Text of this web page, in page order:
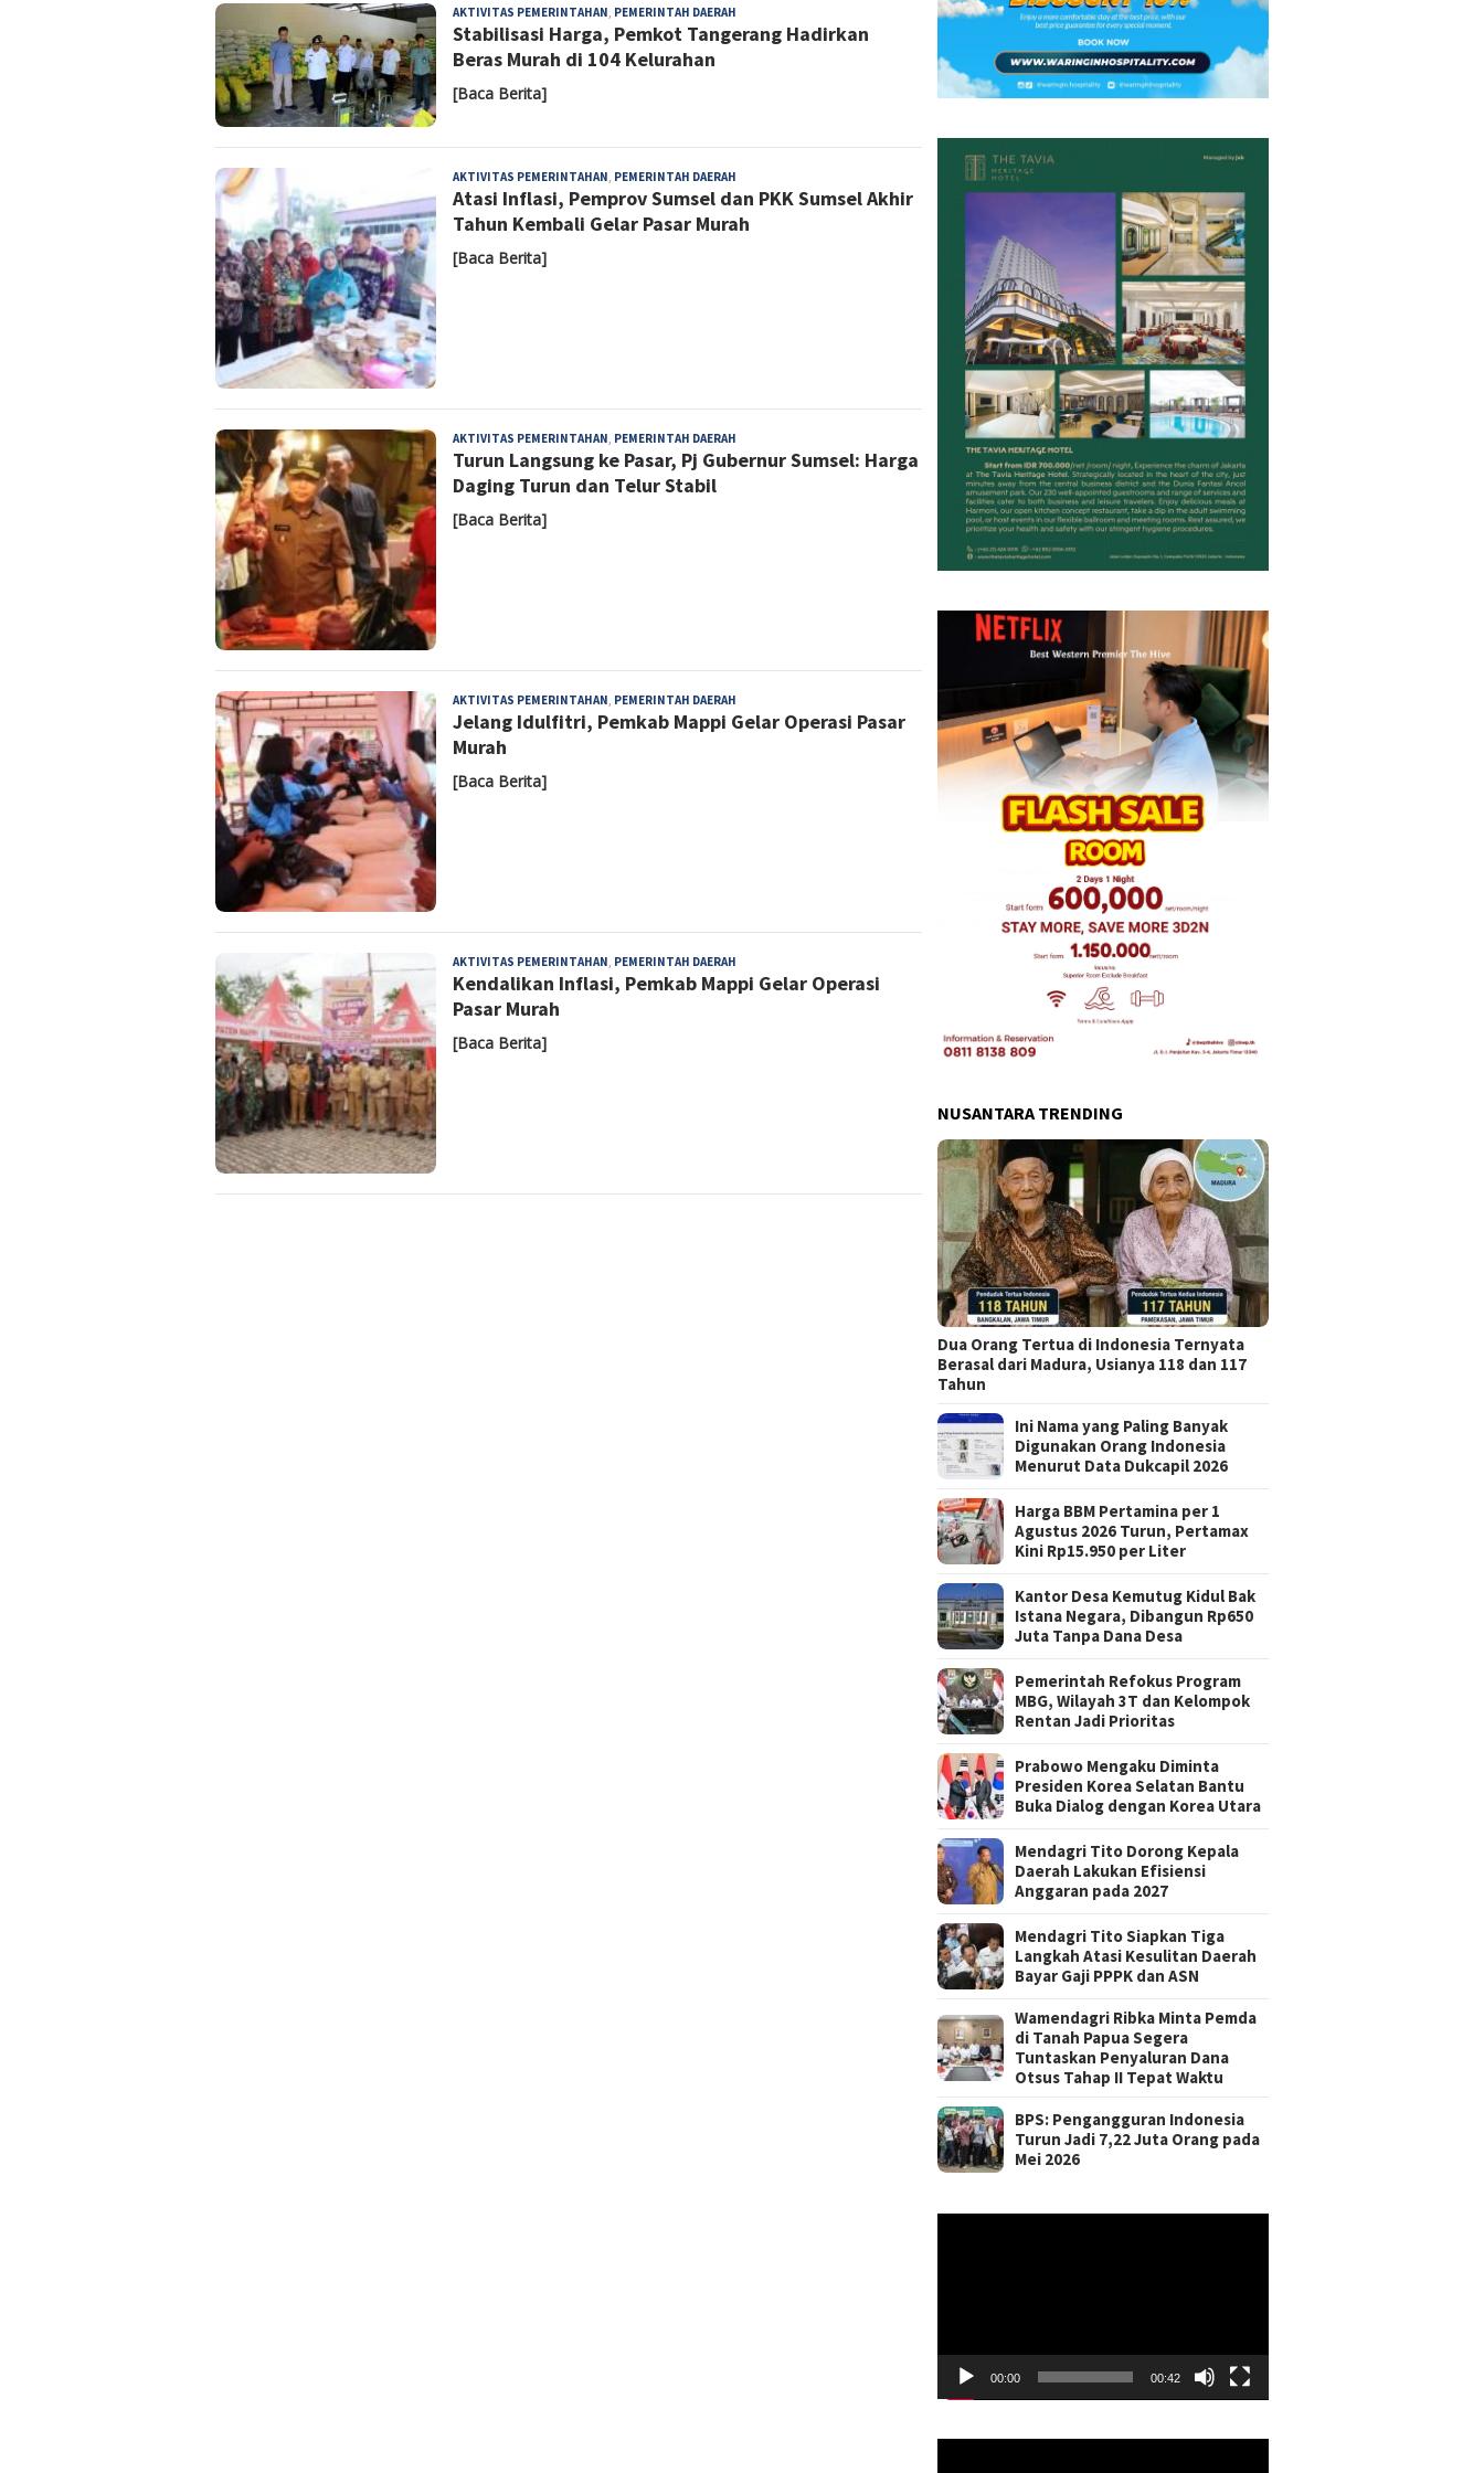
AKTIVITAS PEMERINTAHAN, PEMERINTAH DAERAH
Stabilisasi Harga, Pemkot Tangerang Hadirkan
Beras Murah di 104 Kelurahan
[Baca Berita]
AKTIVITAS PEMERINTAHAN, PEMERINTAH DAERAH
Atasi Inflasi, Pemprov Sumsel dan PKK Sumsel Akhir
Tahun Kembali Gelar Pasar Murah
[Baca Berita]
AKTIVITAS PEMERINTAHAN, PEMERINTAH DAERAH
Turun Langsung ke Pasar, Pj Gubernur Sumsel: Harga
Daging Turun dan Telur Stabil
[Baca Berita]
AKTIVITAS PEMERINTAHAN, PEMERINTAH DAERAH
Jelang Idulfitri, Pemkab Mappi Gelar Operasi Pasar
Murah
[Baca Berita]
AKTIVITAS PEMERINTAHAN, PEMERINTAH DAERAH
Kendalikan Inflasi, Pemkab Mappi Gelar Operasi
Pasar Murah
[Baca Berita]
NUSANTARA TRENDING
Dua Orang Tertua di Indonesia Ternyata
Berasal dari Madura, Usianya 118 dan 117
Tahun
Ini Nama yang Paling Banyak
Digunakan Orang Indonesia
Menurut Data Dukcapil 2026
Harga BBM Pertamina per 1
Agustus 2026 Turun, Pertamax
Kini Rp15.950 per Liter
Kantor Desa Kemutug Kidul Bak
Istana Negara, Dibangun Rp650
Juta Tanpa Dana Desa
Pemerintah Refokus Program
MBG, Wilayah 3T dan Kelompok
Rentan Jadi Prioritas
Prabowo Mengaku Diminta
Presiden Korea Selatan Bantu
Buka Dialog dengan Korea Utara
Mendagri Tito Dorong Kepala
Daerah Lakukan Efisiensi
Anggaran pada 2027
Mendagri Tito Siapkan Tiga
Langkah Atasi Kesulitan Daerah
Bayar Gaji PPPK dan ASN
Wamendagri Ribka Minta Pemda
di Tanah Papua Segera
Tuntaskan Penyaluran Dana
Otsus Tahap II Tepat Waktu
BPS: Pengangguran Indonesia
Turun Jadi 7,22 Juta Orang pada
Mei 2026
00:00 00:42